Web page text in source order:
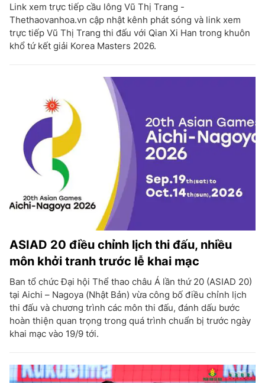
Link xem trực tiếp cầu lông Vũ Thị Trang -
Thethaovanhoa.vn cập nhật kênh phát sóng và link xem
trực tiếp Vũ Thị Trang thi đấu với Qian Xi Han trong khuôn
khổ tứ kết giải Korea Masters 2026.
ASIAD 20 điều chỉnh lịch thi đấu, nhiều
môn khởi tranh trước lễ khai mạc
Ban tổ chức Đại hội Thể thao châu Á lần thứ 20 (ASIAD 20)
tại Aichi – Nagoya (Nhật Bản) vừa công bố điều chỉnh lịch
thi đấu và chương trình các môn thi đấu, đánh dấu bước
hoàn thiện quan trọng trong quá trình chuẩn bị trước ngày
khai mạc vào 19/9 tới.